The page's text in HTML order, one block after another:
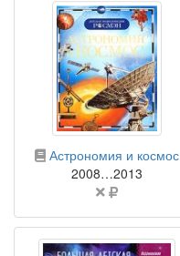
бумажная книга
Астрономия и космос
2008…2013
Цена
указана